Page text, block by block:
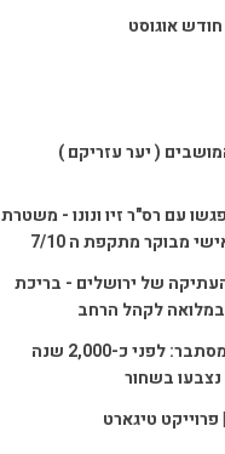
אוגוסט
( יער עזריקם )
עם רס"ר זיו ונונו - משטרת
מבוקר מתקפת ה 7/10
של ירושלים - בריכת
לקהל הרחב
לפי מחקר חדש מסתבר: לפני כ-2,000 שנה
בשחור
טיגארט